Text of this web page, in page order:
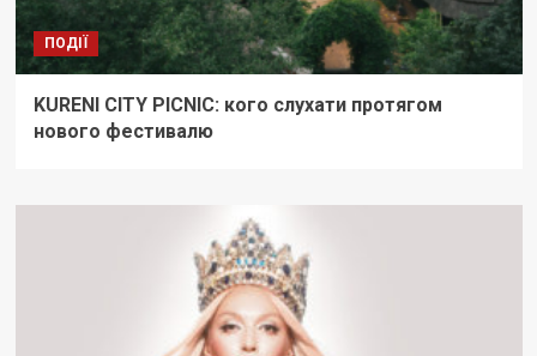
ПОДІЇ
KURENI CITY PICNIC: кого слухати протягом
нового фестивалю